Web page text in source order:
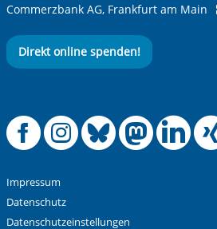
Commerzbank AG, Frankfurt am Main
Direkt online spenden!
Offizielle
Impressum
Datenschutz
Datenschutzeinstellungen